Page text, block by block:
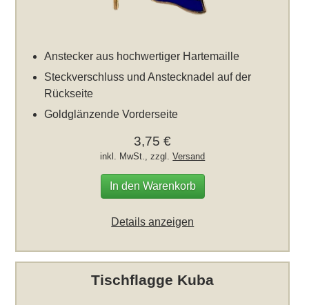
Anstecker aus hochwertiger Hartemaille
Steckverschluss und Anstecknadel auf der
Rückseite
Goldglänzende Vorderseite
3,75 €
inkl. MwSt., zzgl.Versand
In den Warenkorb
Details anzeigen
Tischflagge Kuba